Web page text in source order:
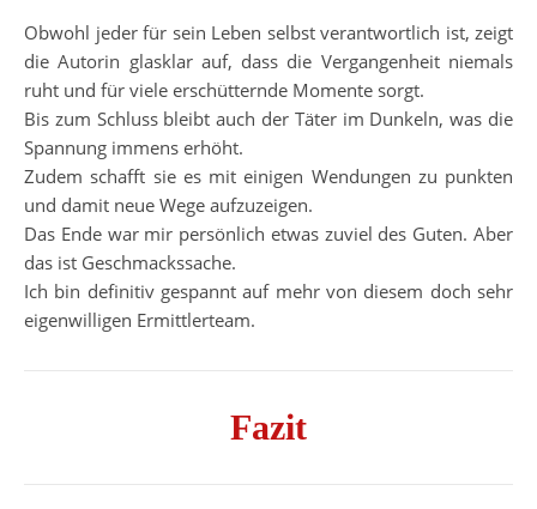
Obwohl jeder für sein Leben selbst verantwortlich ist, zeigt
die Autorin glasklar auf, dass die Vergangenheit niemals
ruht und für viele erschütternde Momente sorgt.
Bis zum Schluss bleibt auch der Täter im Dunkeln, was die
Spannung immens erhöht.
Zudem schafft sie es mit einigen Wendungen zu punkten
und damit neue Wege aufzuzeigen.
Das Ende war mir persönlich etwas zuviel des Guten. Aber
das ist Geschmackssache.
Ich bin definitiv gespannt auf mehr von diesem doch sehr
eigenwilligen Ermittlerteam.
Fazit